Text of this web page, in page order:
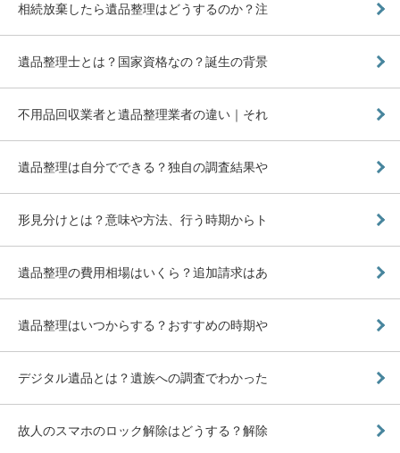
相続放棄したら遺品整理はどうするのか？注
遺品整理士とは？国家資格なの？誕生の背景
不用品回収業者と遺品整理業者の違い｜それ
遺品整理は自分でできる？独自の調査結果や
形見分けとは？意味や方法、行う時期からト
遺品整理の費用相場はいくら？追加請求はあ
遺品整理はいつからする？おすすめの時期や
デジタル遺品とは？遺族への調査でわかった
故人のスマホのロック解除はどうする？解除